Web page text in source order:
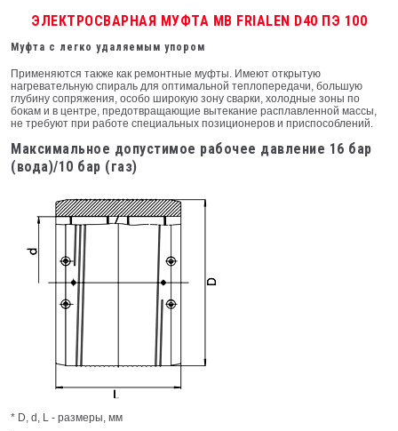
ЭЛЕКТРОСВАРНАЯ МУФТА MB FRIALEN D40 ПЭ 100
Муфта с легкo удаляемым упoрoм
Применяются также как ремонтные муфты. Имеют открытую
нагревательную спираль для оптимальной теплопередачи, большую
глубину сопряжения, особо широкую зону сварки, холодные зоны по
бокам и в центре, предотвращающие вытекание расплавленной массы,
не требуют при рабoте специальных позиционеров и приспособлений.
Максимальное допустимое рабочее давление 16 бар
(вода)/10 бар (газ)
* D, d, L - размеры, мм